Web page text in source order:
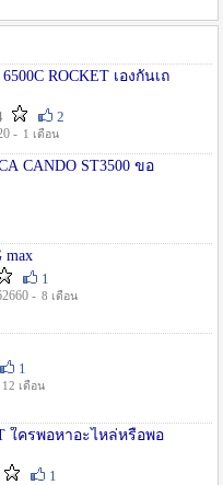
ROCKET เองกันเถ
2
- 1 เดือน
CANDO ST3500 ขอ
1
- 8 เดือน
1
12 เดือน
ใครพอหาอะไหล่หรือพอ
1